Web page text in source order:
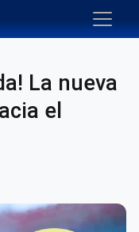
La nueva
el